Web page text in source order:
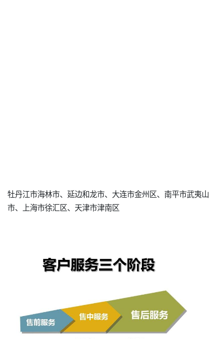
牡丹江市海林市、延边和龙市、大连市金州区、南平市武夷山
市、上海市徐汇区、天津市津南区